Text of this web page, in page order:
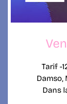
Tarif -
Damso,
Dans